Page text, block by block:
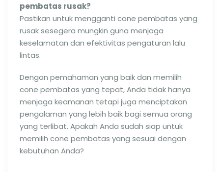
pembatas rusak?
Pastikan untuk mengganti cone pembatas yang
rusak sesegera mungkin guna menjaga
keselamatan dan efektivitas pengaturan lalu
lintas.
Dengan pemahaman yang baik dan memilih
cone pembatas yang tepat, Anda tidak hanya
menjaga keamanan tetapi juga menciptakan
pengalaman yang lebih baik bagi semua orang
yang terlibat. Apakah Anda sudah siap untuk
memilih cone pembatas yang sesuai dengan
kebutuhan Anda?